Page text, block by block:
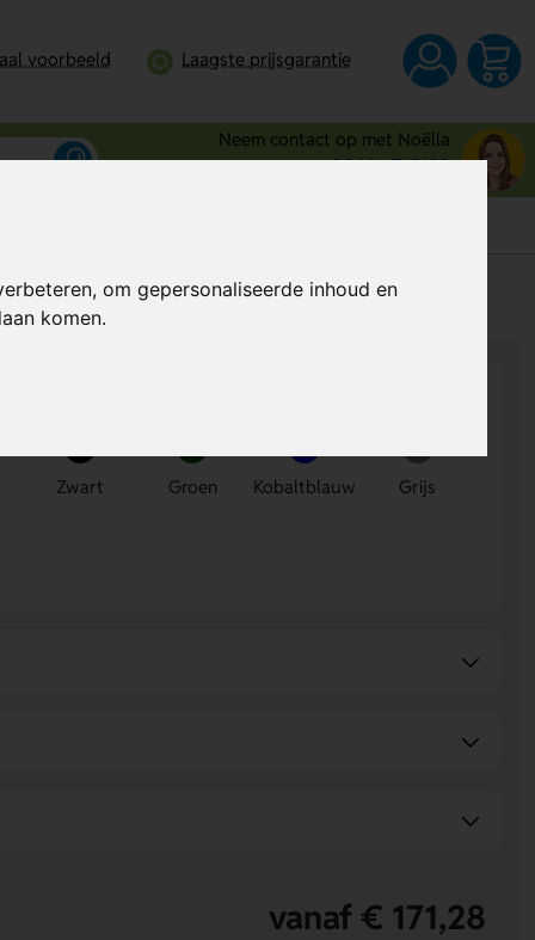
om gepersonaliseerde inhoud en
komen.
voorbeeld Laagste prijsgarantie
Neem contact op met Noëlla
0344 - 745109
Al vanaf€ 2,28 per stuk (excl. BTW)
Zwart Groen Kobaltblauw Grijs
vanaf € 171,28